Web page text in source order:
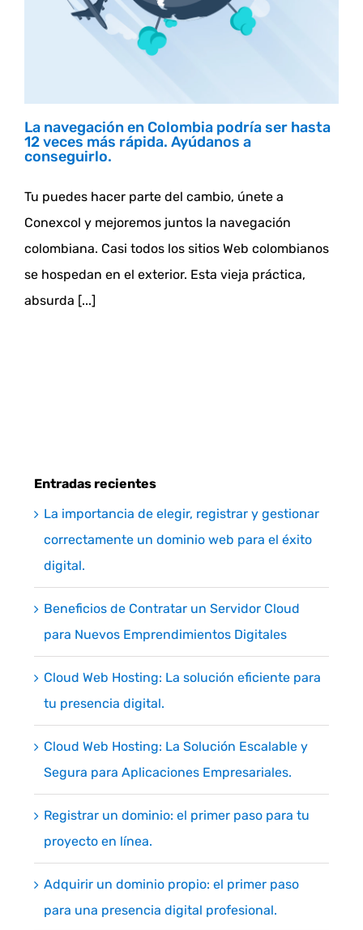
La navegación en Colombia podría ser hasta
12 veces más rápida. Ayúdanos a
conseguirlo.
Tu puedes hacer parte del cambio, únete a
Conexcol y mejoremos juntos la navegación
colombiana. Casi todos los sitios Web colombianos
se hospedan en el exterior. Esta vieja práctica,
absurda [...]
Entradas recientes
La importancia de elegir, registrar y gestionar
correctamente un dominio web para el éxito
digital.
Beneficios de Contratar un Servidor Cloud
para Nuevos Emprendimientos Digitales
Cloud Web Hosting: La solución eficiente para
tu presencia digital.
Cloud Web Hosting: La Solución Escalable y
Segura para Aplicaciones Empresariales.
Registrar un dominio: el primer paso para tu
proyecto en línea.
Adquirir un dominio propio: el primer paso
para una presencia digital profesional.